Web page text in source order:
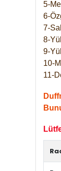
5-
6-
7-
8-
9-
10-
11-